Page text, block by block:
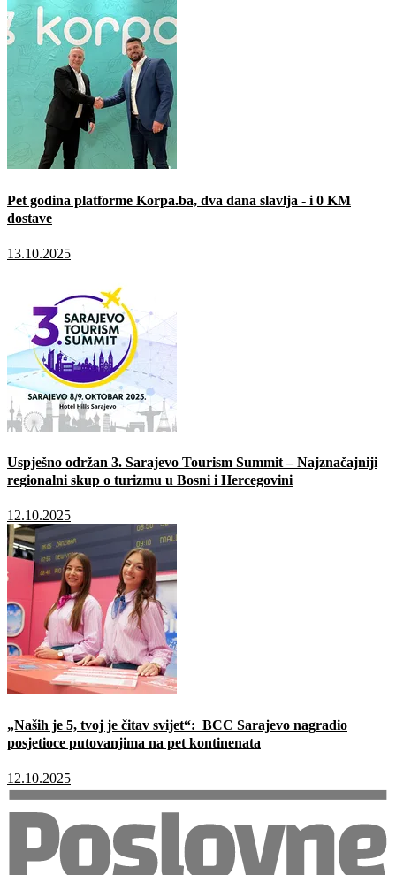
Pet godina platforme Korpa.ba, dva dana slavlja - i 0 KM
dostave
13.10.2025
Uspješno održan 3. Sarajevo Tourism Summit – Najznačajniji
regionalni skup o turizmu u Bosni i Hercegovini
12.10.2025
„Naših je 5, tvoj je čitav svijet“: BCC Sarajevo nagradio
posjetioce putovanjima na pet kontinenata
12.10.2025